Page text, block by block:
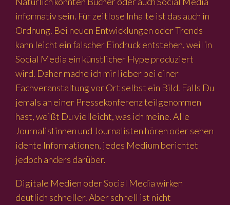
informativ sein. Für zeitlose Inhalte ist das auch in
Ordnung. Bei neuen Entwicklungen oder Trends
kann leicht ein falscher Eindruck entstehen, weil in
Social Media ein künstlicher Hype produziert
wird. Daher mache ich mir lieber bei einer
Fachveranstaltung vor Ort selbst ein Bild. Falls Du
jemals an einer Pressekonferenz teilgenommen
hast, weißt Du vielleicht, was ich meine. Alle
Journalistinnen und Journalisten hören oder sehen
idente Informationen, jedes Medium berichtet
jedoch anders darüber.
Digitale Medien oder Social Media wirken
deutlich schneller. Aber schnell ist nicht